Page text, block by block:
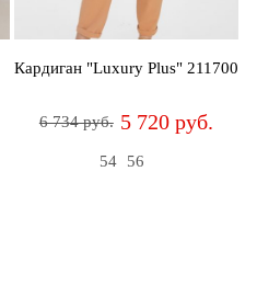
Кардиган "Luxury Plus" 211700
6 734 руб. 5 720 руб.
54 56